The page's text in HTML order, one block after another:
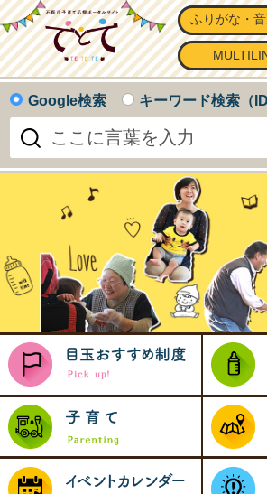
石岡市子育
ふりがな・
Google検索 キーワード検索（ID